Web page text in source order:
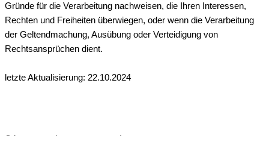
Gründe für die Verarbeitung nachweisen, die Ihren Interessen,
Rechten und Freiheiten überwiegen, oder wenn die Verarbeitung
der Geltendmachung, Ausübung oder Verteidigung von
Rechtsansprüchen dient.
letzte Aktualisierung: 22.10.2024
© lena-putz.de ♥ |